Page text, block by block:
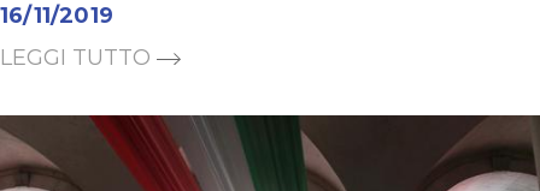
16/11/2019
LEGGI TUTTO